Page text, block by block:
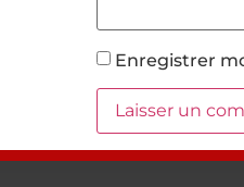
Enregistrer